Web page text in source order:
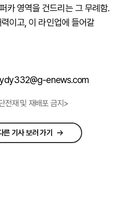
카 영역을 건드리는 그 무례함.
이고, 이 라인업에 들어갈
ydy332@g-enews.com
전재 및 재배포 금지>
른 기사 보러 가기